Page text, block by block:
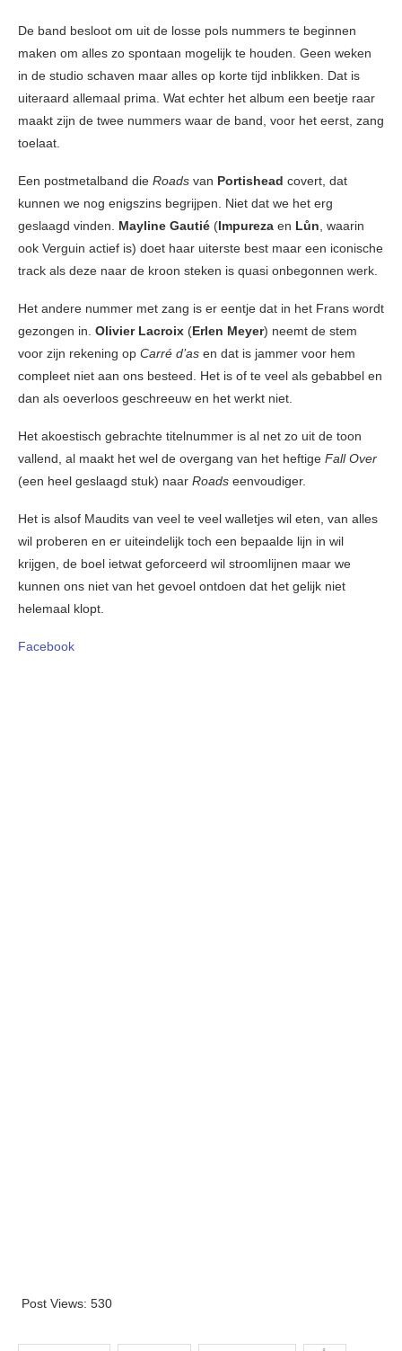
De band besloot om uit de losse pols nummers te beginnen
maken om alles zo spontaan mogelijk te houden. Geen weken
in de studio schaven maar alles op korte tijd inblikken. Dat is
uiteraard allemaal prima. Wat echter het album een beetje raar
maakt zijn de twee nummers waar de band, voor het eerst, zang
toelaat.
Een postmetalband die Roads van Portishead covert, dat
kunnen we nog enigszins begrijpen. Niet dat we het erg
geslaagd vinden. Mayline Gautié (Impureza en Lůn, waarin
ook Verguin actief is) doet haar uiterste best maar een iconische
track als deze naar de kroon steken is quasi onbegonnen werk.
Het andere nummer met zang is er eentje dat in het Frans wordt
gezongen in. Olivier Lacroix (Erlen Meyer) neemt de stem
voor zijn rekening op Carré d’as en dat is jammer voor hem
compleet niet aan ons besteed. Het is of te veel als gebabbel en
dan als oeverloos geschreeuw en het werkt niet.
Het akoestisch gebrachte titelnummer is al net zo uit de toon
vallend, al maakt het wel de overgang van het heftige Fall Over
(een heel geslaagd stuk) naar Roads eenvoudiger.
Het is alsof Maudits van veel te veel walletjes wil eten, van alles
wil proberen en er uiteindelijk toch een bepaalde lijn in wil
krijgen, de boel ietwat geforceerd wil stroomlijnen maar we
kunnen ons niet van het gevoel ontdoen dat het gelijk niet
helemaal klopt.
Facebook
Post Views: 530